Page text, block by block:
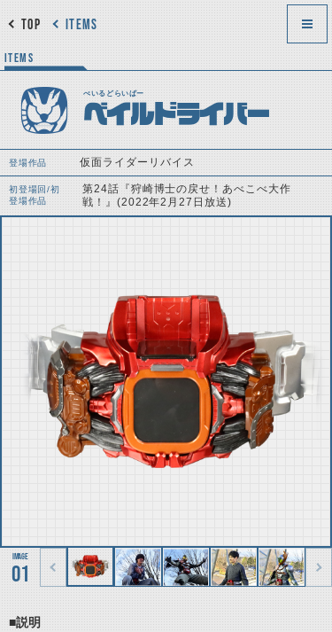
ITEMS
TOP
ITEMS
べいるどらいばー
ベイルドライバー
登場作品 仮面ライダーリバイス
初登場回/初
登場作品
第24話『狩崎博士の戻せ！あべこべ大作
戦！』(2022年2月27日放送)
01
■説明